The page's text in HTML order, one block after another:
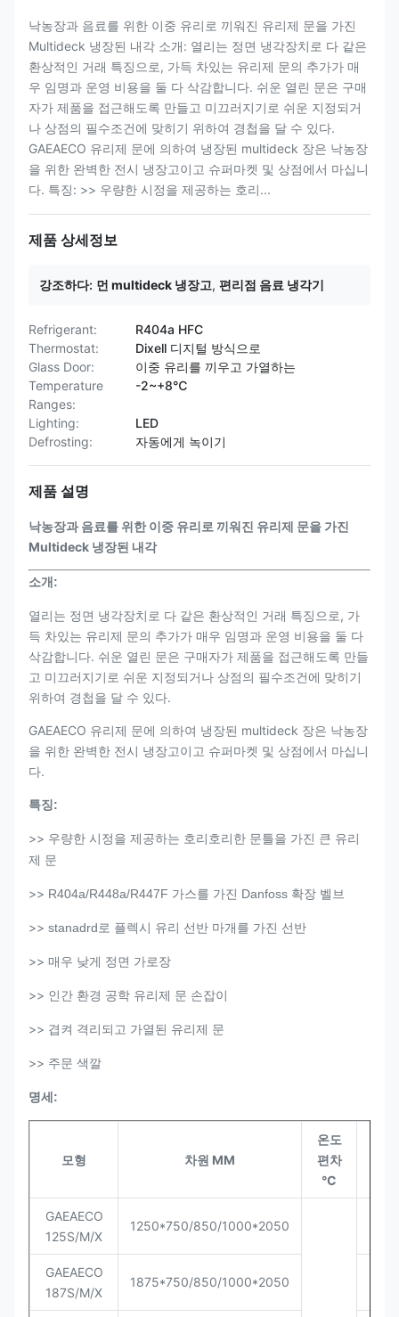
낙농장과 음료를 위한 이중 유리로 끼워진 유리제 문을 가진
Multideck 냉장된 내각 소개: 열리는 정면 냉각장치로 다 같은
환상적인 거래 특징으로, 가득 차있는 유리제 문의 추가가 매
우 임명과 운영 비용을 둘 다 삭감합니다. 쉬운 열린 문은 구매
자가 제품을 접근해도록 만들고 미끄러지기로 쉬운 지정되거
나 상점의 필수조건에 맞히기 위하여 경첩을 달 수 있다.
GAEAECO 유리제 문에 의하여 냉장된 multideck 장은 낙농장
을 위한 완벽한 전시 냉장고이고 슈퍼마켓 및 상점에서 마십니
다. 특징: >> 우량한 시정을 제공하는 호리...
제품 상세정보
강조하다: 먼 multideck 냉장고, 편리점 음료 냉각기
Refrigerant:
R404a HFC
Thermostat:
Dixell 디지털 방식으로
Glass Door:
이중 유리를 끼우고 가열하는
Temperature
Ranges:
-2~+8℃
Lighting:
LED
Defrosting:
자동에게 녹이기
제품 설명
낙농장과 음료를 위한 이중 유리로 끼워진 유리제 문을 가진
Multideck 냉장된 내각
소개:
열리는 정면 냉각장치로 다 같은 환상적인 거래 특징으로, 가
득 차있는 유리제 문의 추가가 매우 임명과 운영 비용을 둘 다
삭감합니다. 쉬운 열린 문은 구매자가 제품을 접근해도록 만들
고 미끄러지기로 쉬운 지정되거나 상점의 필수조건에 맞히기
위하여 경첩을 달 수 있다.
GAEAECO 유리제 문에 의하여 냉장된 multideck 장은 낙농장
을 위한 완벽한 전시 냉장고이고 슈퍼마켓 및 상점에서 마십니
다.
특징:
>> 우량한 시정을 제공하는 호리호리한 문틀을 가진 큰 유리
제 문
>> R404a/R448a/R447F 가스를 가진 Danfoss 확장 벨브
>> stanadrd로 플렉시 유리 선반 마개를 가진 선반
>> 매우 낮게 정면 가로장
>> 인간 환경 공학 유리제 문 손잡이
>> 겹켜 격리되고 가열된 유리제 문
>> 주문 색깔
명세:
모형 차원 MM
온도
편차
°C
GAEAECO
125S/M/X
1250*750/850/1000*2050
GAEAECO
187S/M/X
1875*750/850/1000*2050